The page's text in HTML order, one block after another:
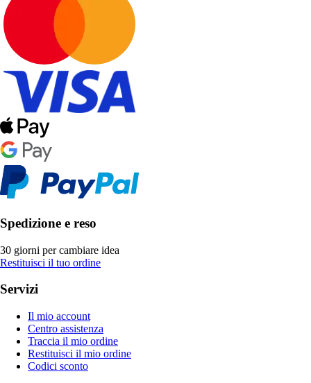
Spedizione e reso
30 giorni per cambiare idea
Restituisci il tuo ordine
Servizi
Il mio account
Centro assistenza
Traccia il mio ordine
Restituisci il mio ordine
Codici sconto